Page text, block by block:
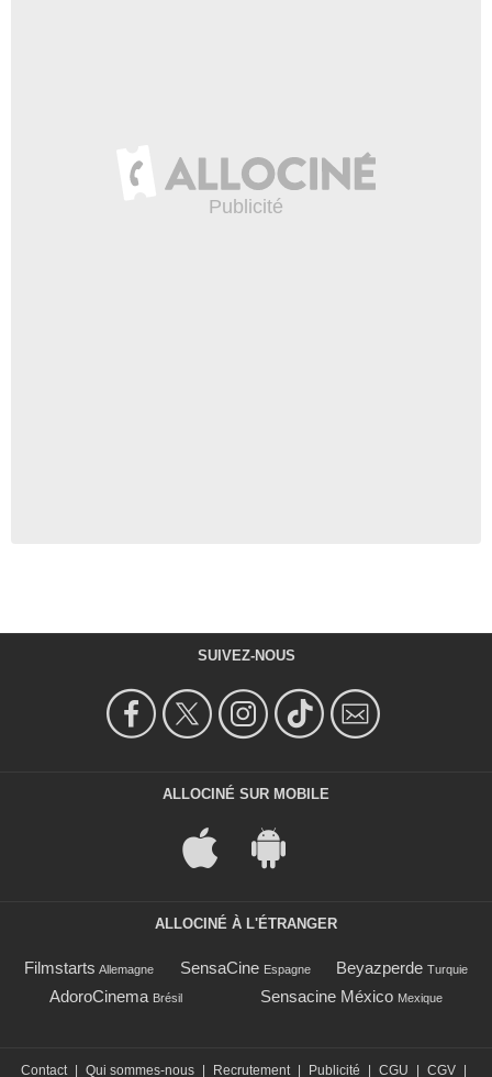
SUIVEZ-NOUS
ALLOCINÉ SUR MOBILE
ALLOCINÉ À L'ÉTRANGER
Filmstarts Allemagne SensaCine Espagne Beyazperde Turquie
AdoroCinema Brésil Sensacine México Mexique
Contact Qui sommes-nous Recrutement Publicité CGU CGV